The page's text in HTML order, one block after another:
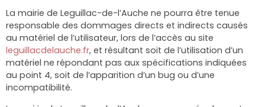
La mairie de Leguillac-de-l’Auche ne pourra être tenue
responsable des dommages directs et indirects causés
au matériel de l’utilisateur, lors de l’accès au site
leguillacdelauche.fr, et résultant soit de l’utilisation d’un
matériel ne répondant pas aux spécifications indiquées
au point 4, soit de l’apparition d’un bug ou d’une
incompatibilité.